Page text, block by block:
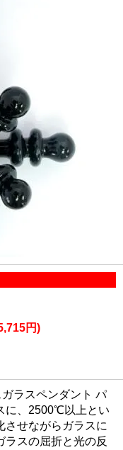
円)
ラスペンダント パ
に、2500℃以上とい
させながらガラスに
ラスの屈折と光の反